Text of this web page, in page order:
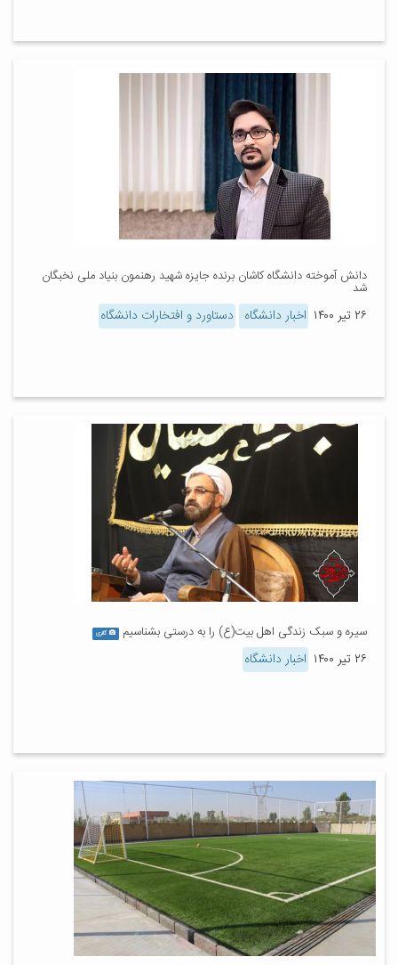
دانش آموخته دانشگاه کاشان برنده جایزه شهید رهنمون بنیاد ملی نخبگان
شد
۲۶ تیر ۱۴۰۰ اخبار دانشگاه دستاورد و افتخارات دانشگاه
سیره و سبک زندگی اهل بیت(ع) را به درستی بشناسیم گالری
۲۶ تیر ۱۴۰۰ اخبار دانشگاه